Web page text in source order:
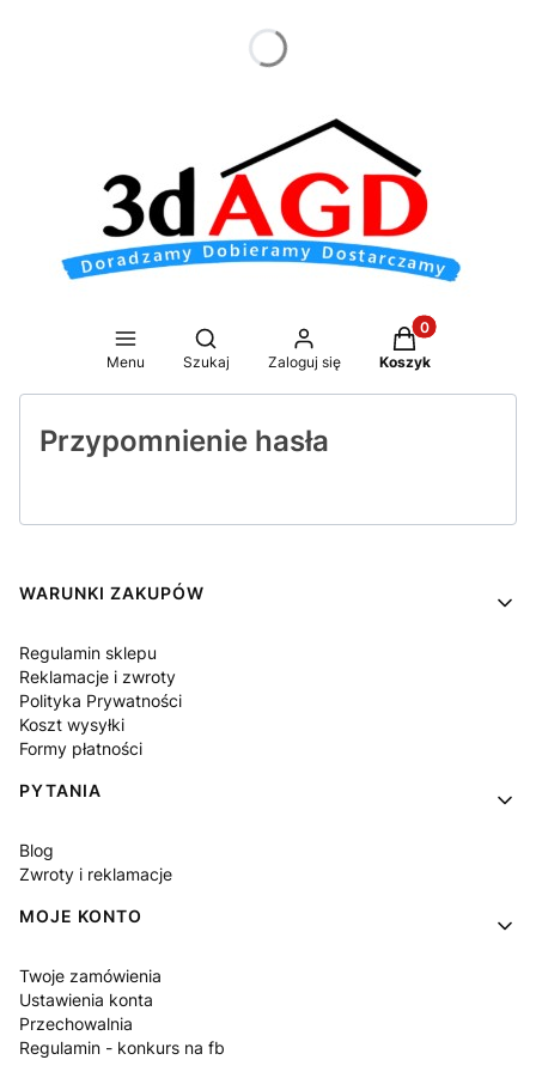
dnia
Menu
Otwórz wyszukiwarkę
Szukaj Zaloguj się
Produkty w
Koszyk
Przypomnienie hasła
Linki w stopce
WARUNKI ZAKUPÓW
Regulamin sklepu
Reklamacje i zwroty
Polityka Prywatności
Koszt wysyłki
Formy płatności
PYTANIA
Blog
Zwroty i reklamacje
MOJE KONTO
Twoje zamówienia
Ustawienia konta
Przechowalnia
Regulamin - konkurs na fb